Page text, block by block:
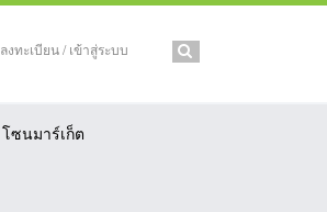
ลงทะเบียน / เข้าสู่ระบบ